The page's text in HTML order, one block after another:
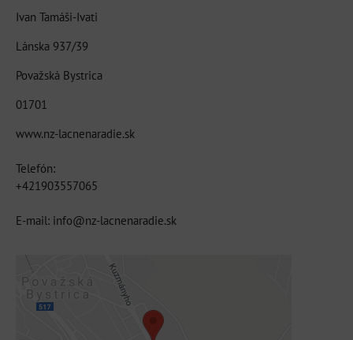
Ivan Tamáši-Ivati
Lánska 937/39
Považská Bystrica
01701
www.nz-lacnenaradie.sk
Telefón:
+421903557065
E-mail: info@nz-lacnenaradie.sk
Externý obsah je blokovaný Voľbami
súkromia